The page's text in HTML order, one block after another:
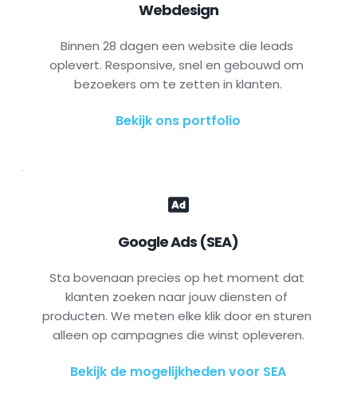
Webdesign
Binnen 28 dagen een website die leads
oplevert. Responsive, snel en gebouwd om
bezoekers om te zetten in klanten.
Bekijk ons portfolio
Google Ads (SEA)
Sta bovenaan precies op het moment dat
klanten zoeken naar jouw diensten of
producten. We meten elke klik door en sturen
alleen op campagnes die winst opleveren.
Bekijk de mogelijkheden voor SEA